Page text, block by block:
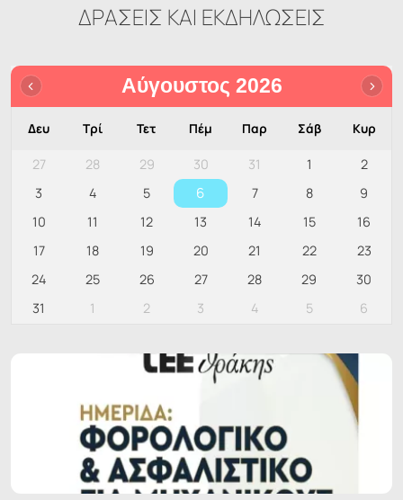
ΔΡΑΣΕΙΣ ΚΑΙ ΕΚΔΗΛΩΣΕΙΣ
Αύγουστος 2026
Δευ Τρί Τετ Πέμ Παρ Σάβ Κυρ
27 28 29 30 31 1
2
3
4 5 6 7 8
9
10
11 12 13 14 15
16
17
18 19 20 21 22
23
24
25 26 27 28 29
30
31
1 2 3 4 5 6